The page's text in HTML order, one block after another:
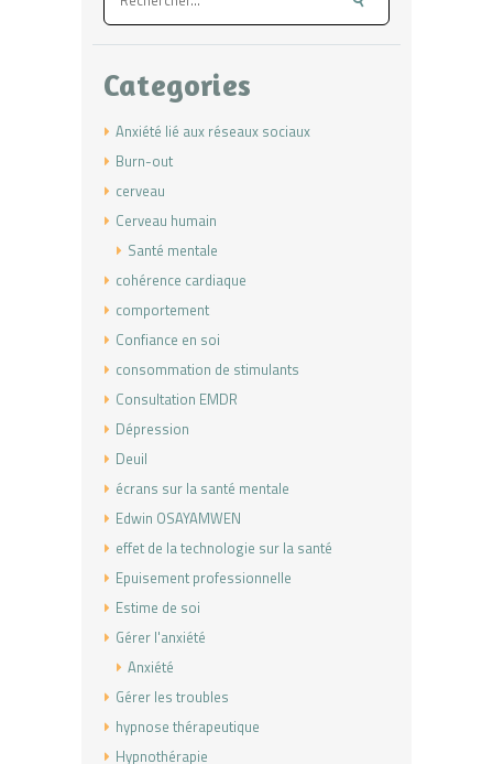
Categories
Anxiété lié aux réseaux sociaux
Burn-out
cerveau
Cerveau humain
Santé mentale
cohérence cardiaque
comportement
Confiance en soi
consommation de stimulants
Consultation EMDR
Dépression
Deuil
écrans sur la santé mentale
Edwin OSAYAMWEN
effet de la technologie sur la santé
Epuisement professionnelle
Estime de soi
Gérer l'anxiété
Anxiété
Gérer les troubles
hypnose thérapeutique
Hypnothérapie